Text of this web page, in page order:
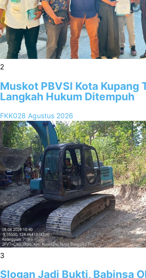
2
Muskot PBVSI Kota Kupang
Langkah Hukum Ditempuh
FKK028 Agustus 2026
3
Slogan Jadi Bukti, Babinsa